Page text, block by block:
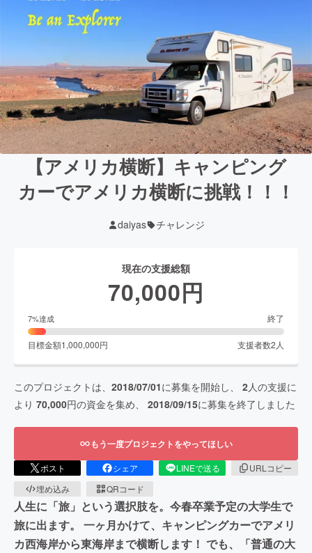
【アメリカ横断】キャンピング
カーでアメリカ横断に挑戦！！！
daiyas チャレンジ
現在の支援総額
70,000円
7%達成 終了
目標金額1,000,000円 支援者数2 人
このプロジェクトは、 2018/07/01に募集を開始し、 2人の支援に
より 70,000円の資金を集め、 2018/09/15に募集を終了しました
もう一度プロジェクトをやってほしい
ポスト シェア LINEで送る
URLコピー
埋め込み
QRコード
人生に「旅」という選択肢を。今春卒業予定の大学生で
旅に出ます。 一ヶ月かけて、キャンピングカーでアメリ
カ西海岸から東海岸まで横断します！ でも、「普通の大